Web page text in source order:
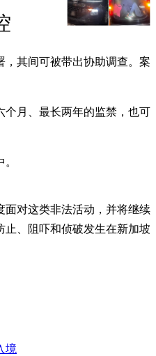
，其间可被带出协助调查。案
个月、最长两年的监禁，也可
面对这类非法活动，并将继续
止、阻吓和侦破发生在新加坡
境